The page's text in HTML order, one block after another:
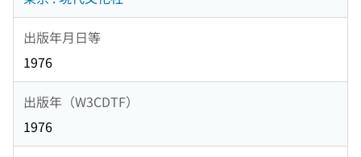
出版年月日等
1976
出版年（W3CDTF）
1976